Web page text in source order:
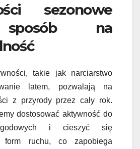
sezonowe
na
takie jak narciarstwo
latem, pozwalają na
z przyrody przez cały rok.
dostosować aktywność do
i cieszyć się
form ruchu, co zapobiega